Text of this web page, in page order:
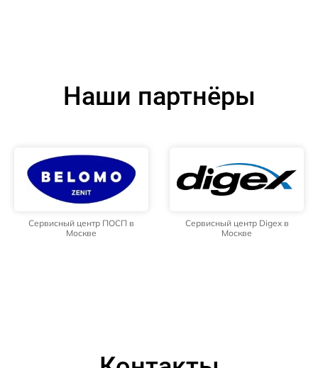
Наши партнёры
Сервисный центр ПОСП в
Москве
Сервисный центр Digex в
Москве